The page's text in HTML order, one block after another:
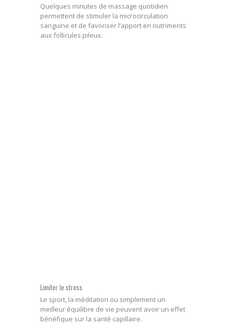
Quelques minutes de massage quotidien
permettent de stimuler la microcirculation
sanguine et de favoriser l’apport en nutriments
aux follicules pileux.
Limiter le stress
Le sport, la méditation ou simplement un
meilleur équilibre de vie peuvent avoir un effet
bénéfique sur la santé capillaire.